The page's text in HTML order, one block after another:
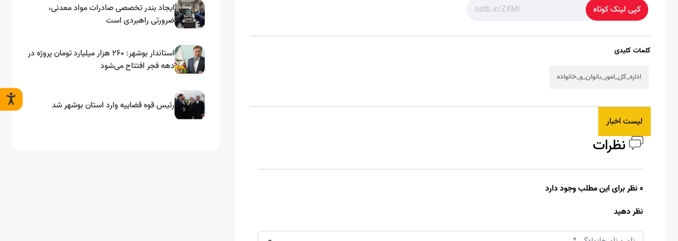
کپی لینک کوتاه
کلمات کلیدی
اداره_کل_امور_بانوان_و_خانواده
لیست اخبار
نظرات
0 نظر برای این مطلب وجود دارد
نظر دهید
ایجاد بندر تخصصی صادرات مواد معدنی،
ضرورتی راهبردی است
استاندار بوشهر: ۲۶۰ هزار میلیارد تومان پروژه در
دهه فجر افتتاح می‌شود
رئیس قوه قضاییه وارد استان بوشهر شد